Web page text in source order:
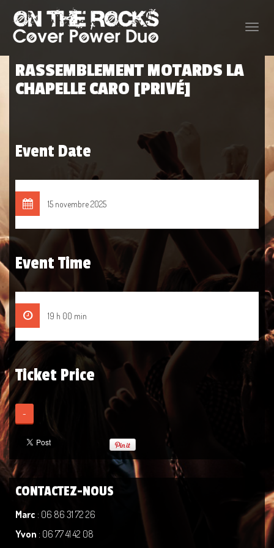
Toggle
RASSEMBLEMENT MOTARDS LA
CHAPELLE CARO [PRIVÉ]
Event Date
15 novembre 2025
Event Time
19 h 00 min
Ticket Price
-
CONTACTEZ-NOUS
Marc : 06 86 31 72 26
Yvon : 06 77 41 42 08